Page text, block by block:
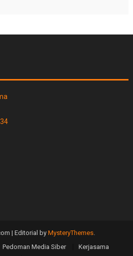
| Editorial by MysteryThemes.
Pedoman Media Siber
Kerjasama